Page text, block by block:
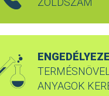
ANYAGOK